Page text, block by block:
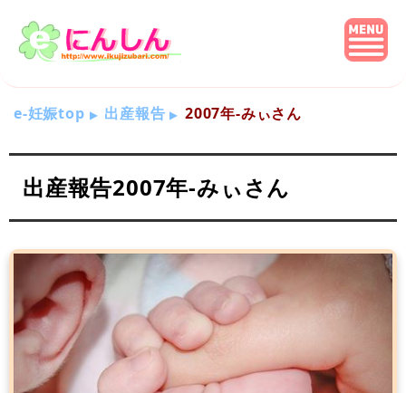
e-妊娠top 出産報告 2007年-みぃさん
出産報告2007年-みぃさん